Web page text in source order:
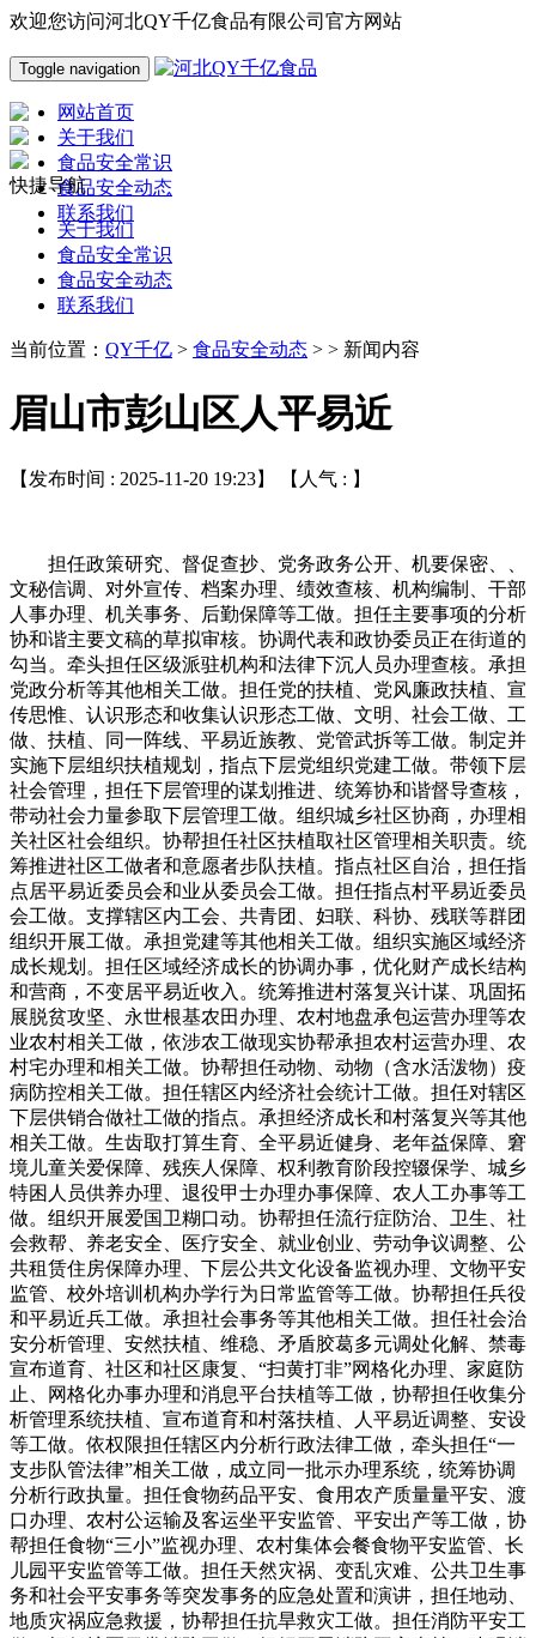
欢迎您访问河北QY千亿食品有限公司官方网站
Toggle navigation
网站首页
关于我们
食品安全常识
食品安全动态
联系我们
快捷导航
关于我们
食品安全常识
食品安全动态
联系我们
当前位置： QY千亿 > 食品安全动态 > > 新闻内容
眉山市彭山区人平易近
【发布时间 : 2025-11-20 19:23】 【人气 : 】
担任政策研究、督促查抄、党务政务公开、机要保密、、
文秘信调、对外宣传、档案办理、绩效查核、机构编制、干部
人事办理、机关事务、后勤保障等工做。担任主要事项的分析
协和谐主要文稿的草拟审核。协调代表和政协委员正在街道的
勾当。牵头担任区级派驻机构和法律下沉人员办理查核。承担
党政分析等其他相关工做。担任党的扶植、党风廉政扶植、宣
传思惟、认识形态和收集认识形态工做、文明、社会工做、工
做、扶植、同一阵线、平易近族教、党管武拆等工做。制定并
实施下层组织扶植规划，指点下层党组织党建工做。带领下层
社会管理，担任下层管理的谋划推进、统筹协和谐督导查核，
带动社会力量参取下层管理工做。组织城乡社区协商，办理相
关社区社会组织。协帮担任社区扶植取社区管理相关职责。统
筹推进社区工做者和意愿者步队扶植。指点社区自治，担任指
点居平易近委员会和业从委员会工做。担任指点村平易近委员
会工做。支撑辖区内工会、共青团、妇联、科协、残联等群团
组织开展工做。承担党建等其他相关工做。组织实施区域经济
成长规划。担任区域经济成长的协调办事，优化财产成长结构
和营商，不变居平易近收入。统筹推进村落复兴计谋、巩固拓
展脱贫攻坚、永世根基农田办理、农村地盘承包运营办理等农
业农村相关工做，依涉农工做现实协帮承担农村运营办理、农
村宅办理和相关工做。协帮担任动物、动物（含水活泼物）疫
病防控相关工做。担任辖区内经济社会统计工做。担任对辖区
下层供销合做社工做的指点。承担经济成长和村落复兴等其他
相关工做。生齿取打算生育、全平易近健身、老年益保障、窘
境儿童关爱保障、残疾人保障、权利教育阶段控辍保学、城乡
特困人员供养办理、退役甲士办理办事保障、农人工办事等工
做。组织开展爱国卫糊口动。协帮担任流行症防治、卫生、社
会救帮、养老安全、医疗安全、就业创业、劳动争议调整、公
共租赁住房保障办理、下层公共文化设备监视办理、文物平安
监管、校外培训机构办学行为日常监管等工做。协帮担任兵役
和平易近兵工做。承担社会事务等其他相关工做。担任社会治
安分析管理、安然扶植、维稳、矛盾胶葛多元调处化解、禁毒
宣布道育、社区和社区康复、“扫黄打非”网格化办理、家庭防
止、网格化办事办理和消息平台扶植等工做，协帮担任收集分
析管理系统扶植、宣布道育和村落扶植、人平易近调整、安设
等工做。依权限担任辖区内分析行政法律工做，牵头担任“一
支步队管法律”相关工做，成立同一批示办理系统，统筹协调
分析行政执量。担任食物药品平安、食用农产质量量平安、渡
口办理、农村公运输及客运坐平安监管、平安出产等工做，协
帮担任食物“三小”监视办理、农村集体会餐食物平安监管、长
儿园平安监管等工做。担任天然灾祸、变乱灾难、公共卫生事
务和社会平安事务等突发事务的应急处置和演讲，担任地动、
地质灾祸应急救援，协帮担任抗旱救灾工做。担任消防平安工